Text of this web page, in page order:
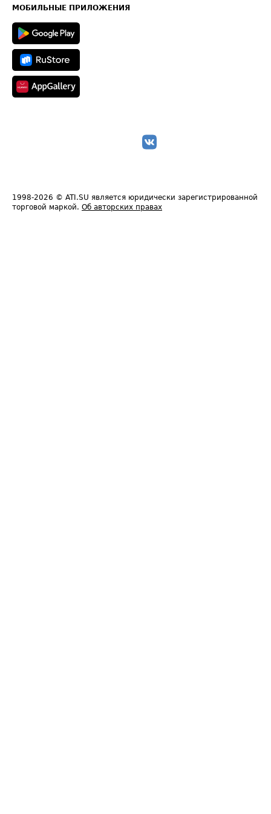
Техническая информация
МОБИЛЬНЫЕ ПРИЛОЖЕНИЯ
1998-2026 © ATI.SU является юридически зарегистрированной
торговой маркой. Об авторских правах